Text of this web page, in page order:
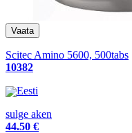
Scitec Amino 5600, 500tabs
10382
Eesti
sulge aken
44.50 €